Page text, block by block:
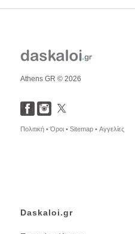
Athens GR © 2026
Πολιτική •Όροι • Sitemap • Αγγελίες
Daskaloi.gr